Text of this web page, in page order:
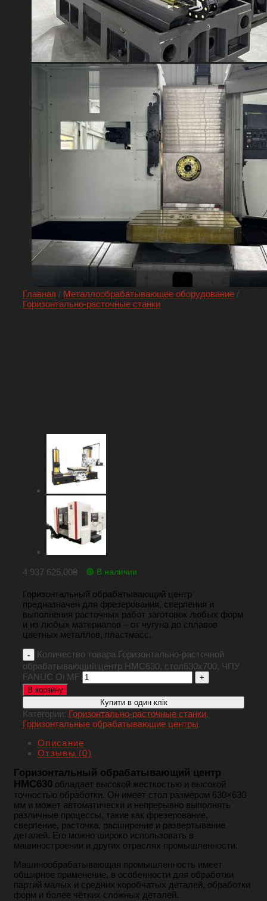
Главная / Металлообрабатывающее оборудование /
Горизонтально-расточные станки
4 937 625,00₴ 🟢 В наличии
Горизонтальный обрабатывающий центр
предназначен для фрезерования, сверления и
выполнения расточных работ заготовок любых форм
и из любых материалов – от чугуна до сплавов
цветных металлов, пластмасс.
Количество товара Горизонтально-расточной
обрабатывающий центр HMC630, стол630х700, ЧПУ
FANUC Oi MF
В корзину
Купити в один клік
Категории: Горизонтально-расточные станки,
Горизонтальные обрабатывающие центры
Описание
Отзывы (0)
Горизонтальный обрабатывающий центр
HMC630 обладает высокой жесткостью и высокой
точностью обработки. Он имеет стол размером 630×630
мм и может автоматически и непрерывно выполнять
различные процессы, такие как фрезерование,
сверление, расточка, расширение и развертывание
деталей. Его можно широко использовать в
машиностроении и других отраслях промышленности.
Машинообрабатывающая промышленность имеет
обширное применение, в особенности для обработки
партий малых и средних коробчатых деталей, обработки
форм и более чётких сложных деталей.